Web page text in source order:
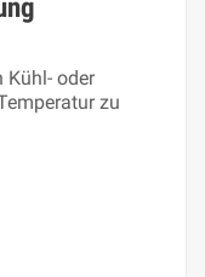
Kühl- oder
zu